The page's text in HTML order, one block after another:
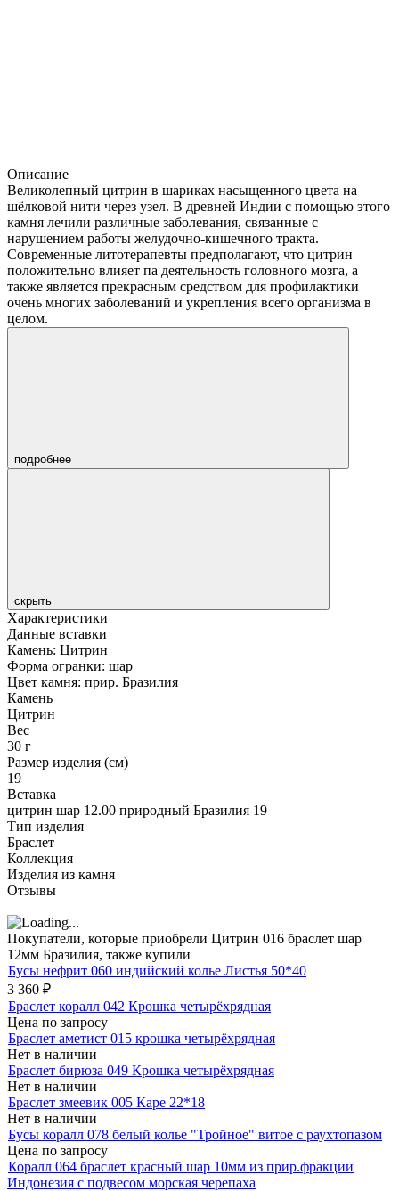
Описание
Великолепный цитрин в шариках насыщенного цвета на
шёлковой нити через узел. В древней Индии с помощью этого
камня лечили различные заболевания, связанные с
нарушением работы желудочно-кишечного тракта.
Современные литотерапевты предполагают, что цитрин
положительно влияет па деятельность головного мозга, а
также является прекрасным средством для профилактики
очень многих заболеваний и укрепления всего организма в
целом.
подробнее
скрыть
Характеристики
Данные вставки
Камень: Цитрин
Форма огранки: шар
Цвет камня: прир. Бразилия
Камень
Цитрин
Вес
30 г
Размер изделия (см)
19
Вставка
цитрин шар 12.00 природный Бразилия 19
Тип изделия
Браслет
Коллекция
Изделия из камня
Отзывы
Покупатели, которые приобрели Цитрин 016 браслет шар
12мм Бразилия, также купили
Бусы нефрит 060 индийский колье Листья 50*40
3 360 ₽
Браслет коралл 042 Крошка четырёхрядная
Цена по запросу
Браслет аметист 015 крошка четырёхрядная
Нет в наличии
Браслет бирюза 049 Крошка четырёхрядная
Нет в наличии
Браслет змеевик 005 Каре 22*18
Нет в наличии
Бусы коралл 078 белый колье "Тройное" витое с раухтопазом
Цена по запросу
Коралл 064 браслет красный шар 10мм из прир.фракции
Индонезия с подвесом морская черепаха